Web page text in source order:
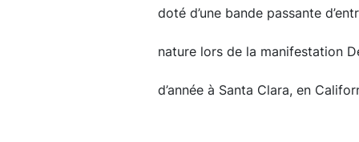
doté d’une bande passante
nature lors de la manifestation
d’année à Santa Clara, en